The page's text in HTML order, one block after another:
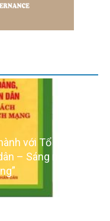
với Tổ quốc,
– Sáng ngời tư